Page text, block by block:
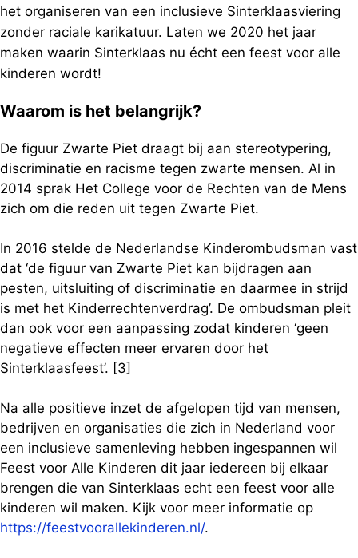
het organiseren van een inclusieve Sinterklaasviering
zonder raciale karikatuur. Laten we 2020 het jaar
maken waarin Sinterklaas nu écht een feest voor alle
kinderen wordt!
Waarom is het belangrijk?
De figuur Zwarte Piet draagt bij aan stereotypering,
discriminatie en racisme tegen zwarte mensen. Al in
2014 sprak Het College voor de Rechten van de Mens
zich om die reden uit tegen Zwarte Piet.
In 2016 stelde de Nederlandse Kinderombudsman vast
dat ‘de figuur van Zwarte Piet kan bijdragen aan
pesten, uitsluiting of discriminatie en daarmee in strijd
is met het Kinderrechtenverdrag’. De ombudsman pleit
dan ook voor een aanpassing zodat kinderen ‘geen
negatieve effecten meer ervaren door het
Sinterklaasfeest’. [3]
Na alle positieve inzet de afgelopen tijd van mensen,
bedrijven en organisaties die zich in Nederland voor
een inclusieve samenleving hebben ingespannen wil
Feest voor Alle Kinderen dit jaar iedereen bij elkaar
brengen die van Sinterklaas echt een feest voor alle
kinderen wil maken. Kijk voor meer informatie op
https://feestvoorallekinderen.nl/.